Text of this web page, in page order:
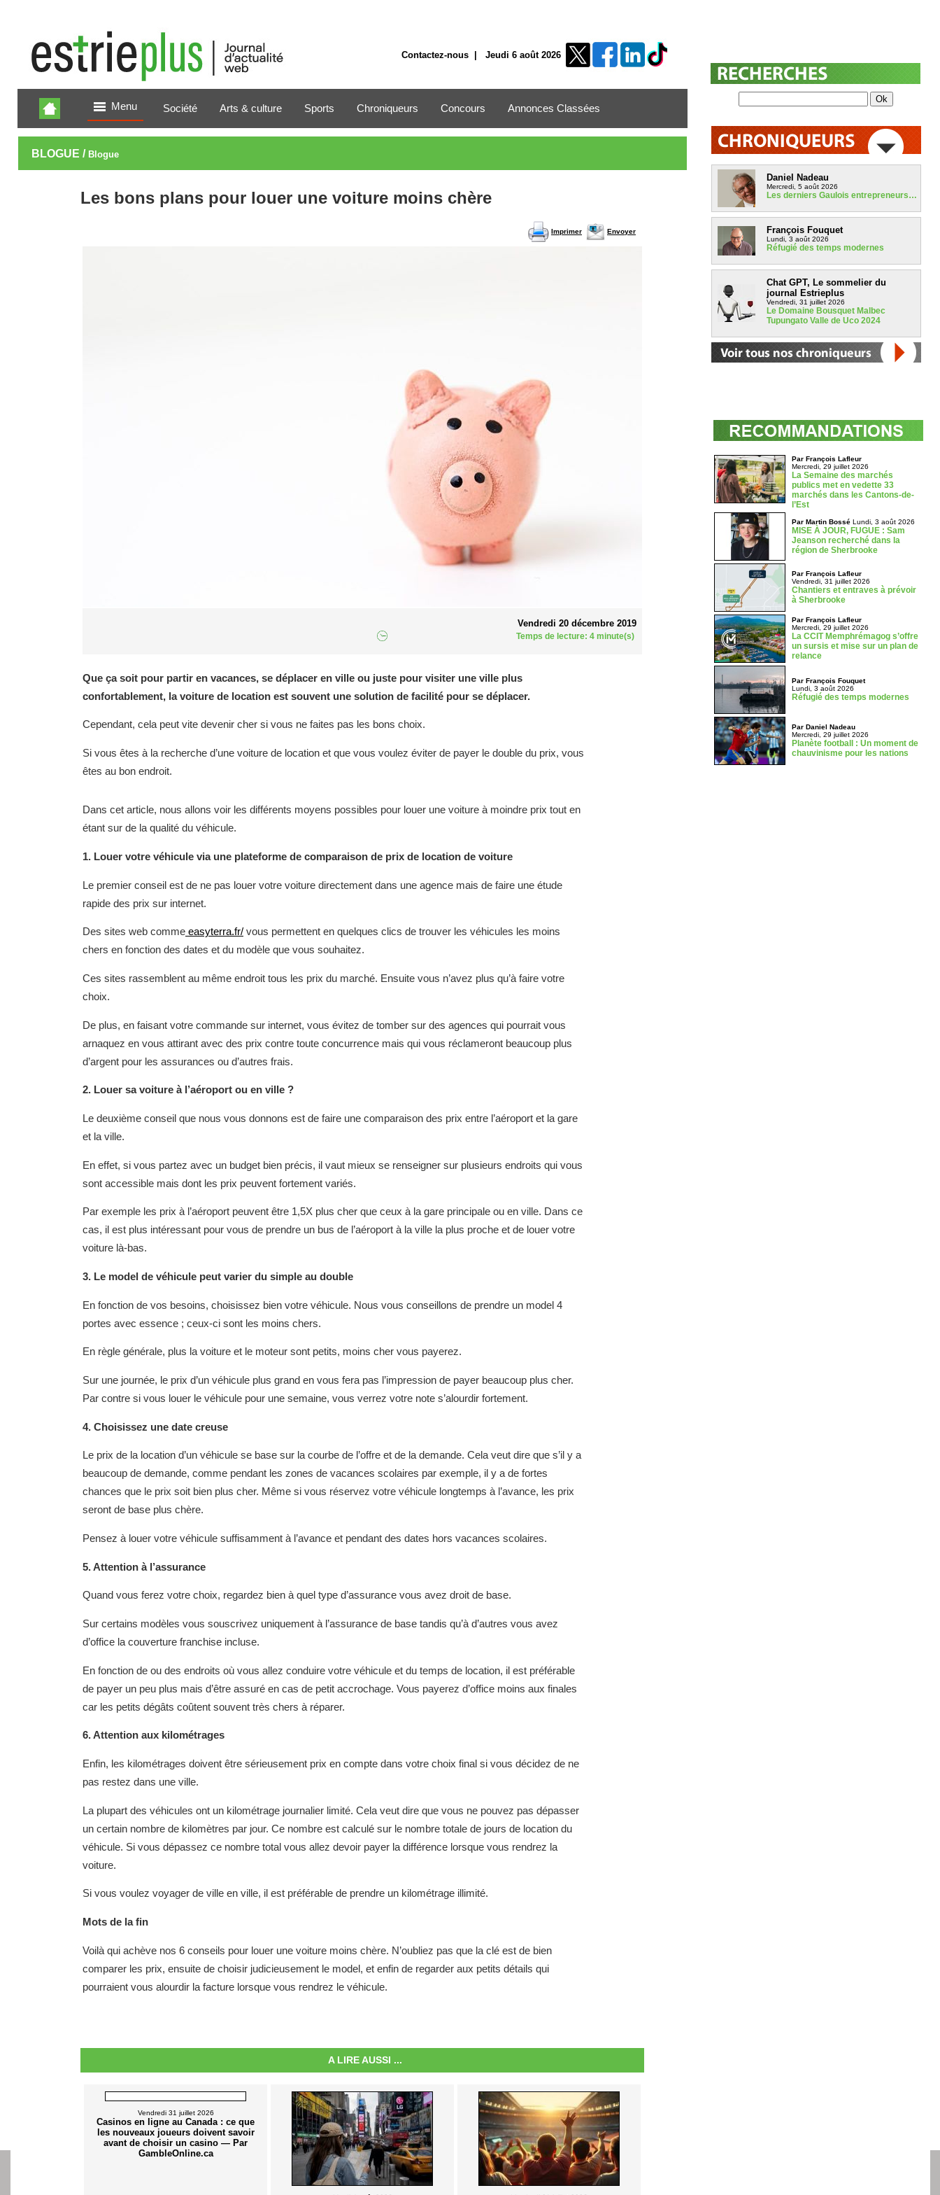
Contactez-nous| Jeudi 6 août 2026
Menu Société Arts & culture Sports Chroniqueurs Concours Annonces Classées
BLOGUE / Blogue
Les bons plans pour louer une voiture moins chère
Imprimer Envoyer
Vendredi 20 décembre 2019
Temps de lecture: 4 minute(s)
Que ça soit pour partir en vacances, se déplacer en ville ou juste pour visiter une ville plus
confortablement, la voiture de location est souvent une solution de facilité pour se déplacer.
Cependant, cela peut vite devenir cher si vous ne faites pas les bons choix.
Si vous êtes à la recherche d’une voiture de location et que vous voulez éviter de payer le double du prix, vous
êtes au bon endroit.
Dans cet article, nous allons voir les différents moyens possibles pour louer une voiture à moindre prix tout en
étant sur de la qualité du véhicule.
1. Louer votre véhicule via une plateforme de comparaison de prix de location de voiture
Le premier conseil est de ne pas louer votre voiture directement dans une agence mais de faire une étude
rapide des prix sur internet.
Des sites web comme easyterra.fr/ vous permettent en quelques clics de trouver les véhicules les moins
chers en fonction des dates et du modèle que vous souhaitez.
Ces sites rassemblent au même endroit tous les prix du marché. Ensuite vous n’avez plus qu’à faire votre
choix.
De plus, en faisant votre commande sur internet, vous évitez de tomber sur des agences qui pourrait vous
arnaquez en vous attirant avec des prix contre toute concurrence mais qui vous réclameront beaucoup plus
d’argent pour les assurances ou d’autres frais.
2. Louer sa voiture à l’aéroport ou en ville ?
Le deuxième conseil que nous vous donnons est de faire une comparaison des prix entre l’aéroport et la gare
et la ville.
En effet, si vous partez avec un budget bien précis, il vaut mieux se renseigner sur plusieurs endroits qui vous
sont accessible mais dont les prix peuvent fortement variés.
Par exemple les prix à l’aéroport peuvent être 1,5X plus cher que ceux à la gare principale ou en ville. Dans ce
cas, il est plus intéressant pour vous de prendre un bus de l’aéroport à la ville la plus proche et de louer votre
voiture là-bas.
3. Le model de véhicule peut varier du simple au double
En fonction de vos besoins, choisissez bien votre véhicule. Nous vous conseillons de prendre un model 4
portes avec essence ; ceux-ci sont les moins chers.
En règle générale, plus la voiture et le moteur sont petits, moins cher vous payerez.
Sur une journée, le prix d’un véhicule plus grand en vous fera pas l’impression de payer beaucoup plus cher.
Par contre si vous louer le véhicule pour une semaine, vous verrez votre note s’alourdir fortement.
4. Choisissez une date creuse
Le prix de la location d’un véhicule se base sur la courbe de l’offre et de la demande. Cela veut dire que s’il y a
beaucoup de demande, comme pendant les zones de vacances scolaires par exemple, il y a de fortes
chances que le prix soit bien plus cher. Même si vous réservez votre véhicule longtemps à l’avance, les prix
seront de base plus chère.
Pensez à louer votre véhicule suffisamment à l’avance et pendant des dates hors vacances scolaires.
5. Attention à l’assurance
Quand vous ferez votre choix, regardez bien à quel type d’assurance vous avez droit de base.
Sur certains modèles vous souscrivez uniquement à l’assurance de base tandis qu’à d’autres vous avez
d’office la couverture franchise incluse.
En fonction de ou des endroits où vous allez conduire votre véhicule et du temps de location, il est préférable
de payer un peu plus mais d’être assuré en cas de petit accrochage. Vous payerez d’office moins aux finales
car les petits dégâts coûtent souvent très chers à réparer.
6. Attention aux kilométrages
Enfin, les kilométrages doivent être sérieusement prix en compte dans votre choix final si vous décidez de ne
pas restez dans une ville.
La plupart des véhicules ont un kilométrage journalier limité. Cela veut dire que vous ne pouvez pas dépasser
un certain nombre de kilomètres par jour. Ce nombre est calculé sur le nombre totale de jours de location du
véhicule. Si vous dépassez ce nombre total vous allez devoir payer la différence lorsque vous rendrez la
voiture.
Si vous voulez voyager de ville en ville, il est préférable de prendre un kilométrage illimité.
Mots de la fin
Voilà qui achève nos 6 conseils pour louer une voiture moins chère. N’oubliez pas que la clé est de bien
comparer les prix, ensuite de choisir judicieusement le model, et enfin de regarder aux petits détails qui
pourraient vous alourdir la facture lorsque vous rendrez le véhicule.
A LIRE AUSSI ...
Vendredi 31 juillet 2026
Casinos en ligne au Canada : ce que
les nouveaux joueurs doivent savoir
avant de choisir un casino — Par
GambleOnline.ca
Daniel Nadeau
Mercredi, 5 août 2026
Les derniers Gaulois entrepreneurs…
François Fouquet
Lundi, 3 août 2026
Réfugié des temps modernes
Chat GPT, Le sommelier du
journal Estrieplus
Vendredi, 31 juillet 2026
Le Domaine Bousquet Malbec
Tupungato Valle de Uco 2024
Par François Lafleur
Mercredi, 29 juillet 2026
La Semaine des marchés
publics met en vedette 33
marchés dans les Cantons-de-
l’Est
Par Martin BosséLundi, 3 août 2026
MISE À JOUR, FUGUE : Sam
Jeanson recherché dans la
région de Sherbrooke
Par François Lafleur
Vendredi, 31 juillet 2026
Chantiers et entraves à prévoir
à Sherbrooke
Par François Lafleur
Mercredi, 29 juillet 2026
La CCIT Memphrémagog s’offre
un sursis et mise sur un plan de
relance
Par François Fouquet
Lundi, 3 août 2026
Réfugié des temps modernes
Par Daniel Nadeau
Mercredi, 29 juillet 2026
Planète football : Un moment de
chauvinisme pour les nations